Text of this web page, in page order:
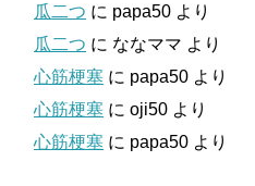
瓜二つ に papa50 より
瓜二つ に ななママ より
心筋梗塞 に papa50 より
心筋梗塞 に oji50 より
心筋梗塞 に papa50 より